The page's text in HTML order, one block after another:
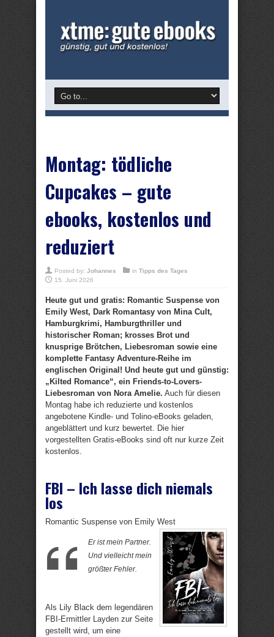
Montag: tödliche
Cupcakes – gute
ebooks, kostenlos und
reduziert
Posted by: Johannes in Tipps des Tages
15. Juni 2026
Heute gut und gratis: Romantic Suspense von
Emily West, Dark Romantasy von Mina Cult,
Hamburgkrimi, Hamburgthriller und
historischer Roman; krosses Brot und
knusprige Brötchen, Liebesroman sowie eine
komplette Fantasy Adventure-Reihe im
englischen Original! Und heute gut und günstig:
„Kilted Romance“, ein Friends-to-Lovers-
Liebesroman von Nora Amelie. Auch für diesen
Montag habe ich reduzierte und kostenlos
angebotene Kindle- und Tolino-eBooks geladen,
angeblättert und kurz bewertet. Die hier
vorgestellten Gratis-eBooks sind oft nur kurze Zeit
kostenlos.
FBI – Ich lasse dich niemals
los
Romantic Suspense von Emily West
Er ist mein Partner.
Und vielleicht mein
größter Fehler.
Als Lily Black dem legendären
FBI-Ermittler Layden zur Seite
gestellt wird, um eine